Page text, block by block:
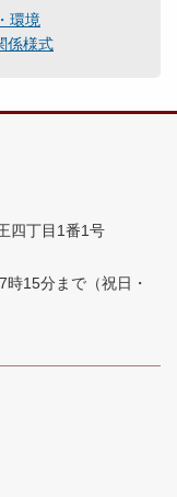
環境
係様式
四丁目1番1号
時15分まで （祝日・